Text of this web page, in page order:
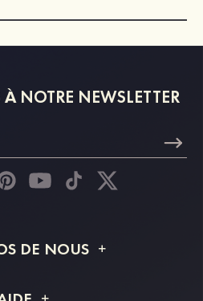
NOTRE NEWSLETTER
DE NOUS